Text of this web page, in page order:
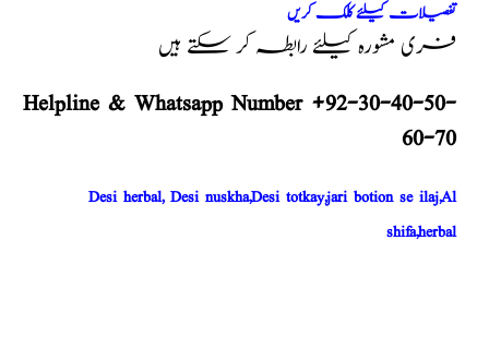
تفصیلات کیلئے کلک کریں
فری مشورہ کیلئے رابطہ کر سکتے ہیں
Helpline & Whatsapp Number +92-30-40-50-
60-70
Desi herbal, Desi nuskha,Desi totkay,jari botion se ilaj,Al
shifa,herbal